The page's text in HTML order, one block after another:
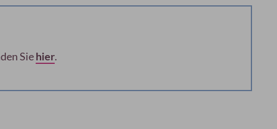
Siehier.